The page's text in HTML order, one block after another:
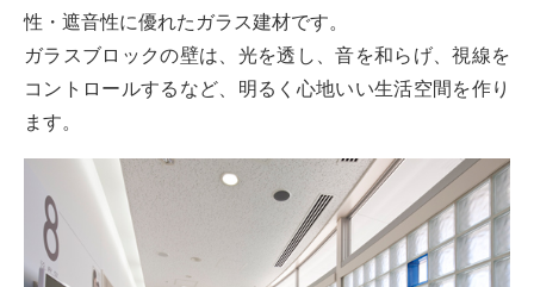
性・遮音性に優れたガラス建材です。
ガラスブロックの壁は、光を透し、音を和らげ、視線を
コントロールするなど、明るく心地いい生活空間を作り
ます。